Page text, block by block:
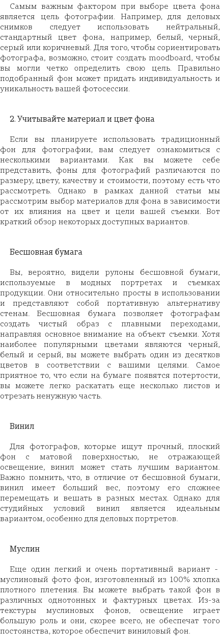
Самым важным фактором при выборе цвета фона
является цель фотографии. Например, для деловых
снимков следует использовать нейтральный,
стандартный цвет фона, например, белый, черный,
серый или коричневый. Для того, чтобы сориентировать
фотографа, возможно, стоит создать moodboard, чтобы
вы могли четко определить свою цель. Правильно
подобранный фон может придать индивидуальность и
уникальность вашей фотосессии.
2. Учитывайте материал и цвет фона
Если вы планируете использовать традиционный
фон для фотографии, вам следует ознакомиться с
несколькими вариантами. Как вы можете себе
представить, фоны для фотографий различаются по
размеру, цвету, качеству и стоимости, поэтому есть что
рассмотреть. Однако в рамках данной статьи мы
рассмотрим выбор материалов для фона в зависимости
от их влияния на цвет и цели вашей съемки. Вот
краткий обзор некоторых доступных вариантов.
Бесшовная бумага
Вы, вероятно, видели рулоны бесшовной бумаги,
используемые в модных портретах и съемках
продукции. Они относительно просты в использовании
и представляют собой портативную альтернативу
стенам. Бесшовная бумага позволяет фотографам
создать чистый образ с плавными переходами,
направляя основное внимание на объект съемки. Хотя
наиболее популярными цветами являются черный,
белый и серый, вы можете выбрать один из десятков
цветов в соответствии с вашими целями. Самое
приятное то, что если на бумаге появятся потертости,
вы можете легко раскатать еще несколько листов и
отрезать ненужную часть.
Винил
Для фотографов, которые ищут прочный, плоский
фон с матовой поверхностью, не отражающей
освещение, винил может стать лучшим вариантом.
Важно помнить, что, в отличие от бесшовной бумаги,
винил имеет больший вес, поэтому его сложнее
перемещать и вешать в разных местах. Однако для
студийных условий винил является идеальным
вариантом, особенно для деловых портретов.
Муслин
Еще один легкий и очень портативный вариант -
муслиновый фото фон, изготовленный из 100% хлопка
плотного плетения. Вы можете выбрать такой фон в
различных однотонных и фактурных цветах. Из-за
текстуры муслиновых фонов, освещение играет
большую роль и они, скорее всего, не обеспечат того
постоянства, которое обеспечит виниловый фон.